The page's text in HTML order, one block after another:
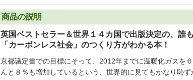
商品の説明
英国ベストセラー＆世界１４カ国で出版決定の、誰
「カーボンレス社会」のつくり方がわかる本！
京都議定書での目標にそって、2012年までに温暖化ガス
んと８％も増加しているという、世界的に見てもかなり恥ず